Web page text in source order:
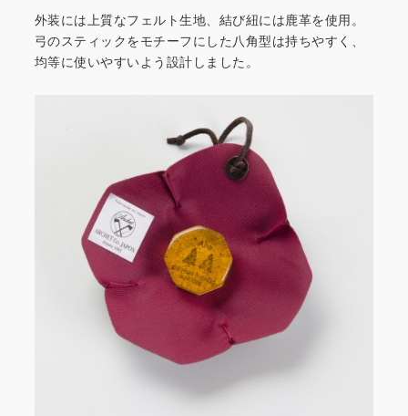
外装には上質なフェルト生地、結び紐には鹿革を使用。
弓のスティックをモチーフにした八角型は持ちやすく、
均等に使いやすいよう設計しました。